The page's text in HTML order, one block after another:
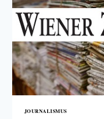
JOURNALISMUS